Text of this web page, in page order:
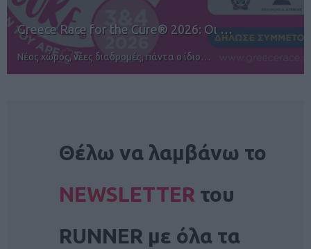
12ος TUI Rhodes Marathon: Άνοιγμα ε…
Αγώνες για όλους στην Ρόδο
Θέλω να λαμβάνω το
NEWSLETTER του
RUNNER με όλα τα